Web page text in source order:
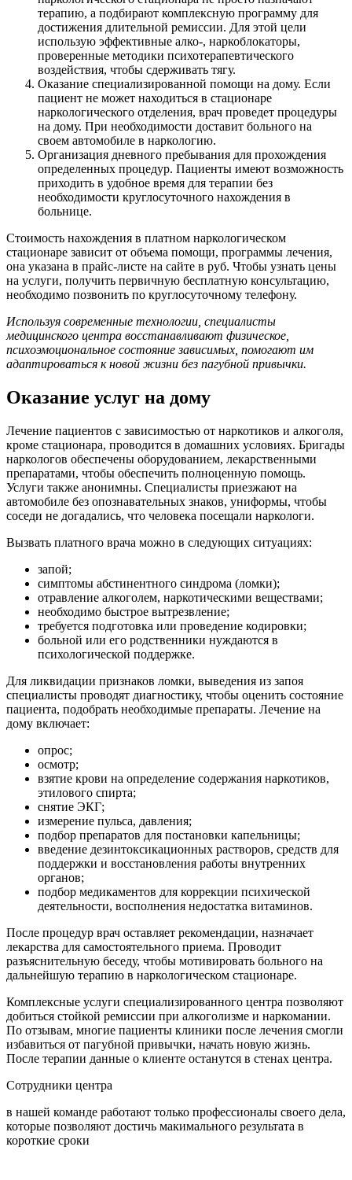
терапию, а подбирают комплексную программу для
достижения длительной ремиссии. Для этой цели
использую эффективные алко-, наркоблокаторы,
проверенные методики психотерапевтического
воздействия, чтобы сдерживать тягу.
Оказание специализированной помощи на дому. Если
пациент не может находиться в стационаре
наркологического отделения, врач проведет процедуры
на дому. При необходимости доставит больного на
своем автомобиле в наркологию.
Организация дневного пребывания для прохождения
определенных процедур. Пациенты имеют возможность
приходить в удобное время для терапии без
необходимости круглосуточного нахождения в
больнице.
Стоимость нахождения в платном наркологическом
стационаре зависит от объема помощи, программы лечения,
она указана в прайс-листе на сайте в руб. Чтобы узнать цены
на услуги, получить первичную бесплатную консультацию,
необходимо позвонить по круглосуточному телефону.
Используя современные технологии, специалисты
медицинского центра восстанавливают физическое,
психоэмоциональное состояние зависимых, помогают им
адаптироваться к новой жизни без пагубной привычки.
Оказание услуг на дому
Лечение пациентов с зависимостью от наркотиков и алкоголя,
кроме стационара, проводится в домашних условиях. Бригады
наркологов обеспечены оборудованием, лекарственными
препаратами, чтобы обеспечить полноценную помощь.
Услуги также анонимны. Специалисты приезжают на
автомобиле без опознавательных знаков, униформы, чтобы
соседи не догадались, что человека посещали наркологи.
Вызвать платного врача можно в следующих ситуациях:
запой;
симптомы абстинентного синдрома (ломки);
отравление алкоголем, наркотическими веществами;
необходимо быстрое вытрезвление;
требуется подготовка или проведение кодировки;
больной или его родственники нуждаются в
психологической поддержке.
Для ликвидации признаков ломки, выведения из запоя
специалисты проводят диагностику, чтобы оценить состояние
пациента, подобрать необходимые препараты. Лечение на
дому включает:
опрос;
осмотр;
взятие крови на определение содержания наркотиков,
этилового спирта;
снятие ЭКГ;
измерение пульса, давления;
подбор препаратов для постановки капельницы;
введение дезинтоксикационных растворов, средств для
поддержки и восстановления работы внутренних
органов;
подбор медикаментов для коррекции психической
деятельности, восполнения недостатка витаминов.
После процедур врач оставляет рекомендации, назначает
лекарства для самостоятельного приема. Проводит
разъяснительную беседу, чтобы мотивировать больного на
дальнейшую терапию в наркологическом стационаре.
Комплексные услуги специализированного центра позволяют
добиться стойкой ремиссии при алкоголизме и наркомании.
По отзывам, многие пациенты клиники после лечения смогли
избавиться от пагубной привычки, начать новую жизнь.
После терапии данные о клиенте останутся в стенах центра.
Сотрудники центра
в нашей команде работают только профессионалы своего дела,
которые позволяют достичь макимального результата в
короткие сроки